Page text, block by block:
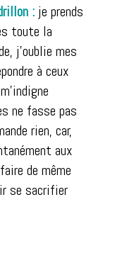
: je prends
toute la
j’oublie mes
à ceux
ne fasse pas
rien, car,
aux
de même
se sacrifier